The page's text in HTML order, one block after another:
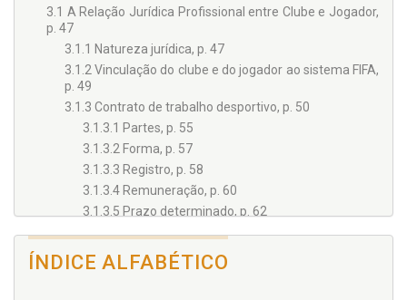
3.1 A Relação Jurídica Profissional entre Clube e Jogador,
p. 47
3.1.1 Natureza jurídica, p. 47
3.1.2 Vinculação do clube e do jogador ao sistema FIFA,
p. 49
3.1.3 Contrato de trabalho desportivo, p. 50
3.1.3.1 Partes, p. 55
3.1.3.2 Forma, p. 57
3.1.3.3 Registro, p. 58
3.1.3.4 Remuneração, p. 60
3.1.3.5 Prazo determinado, p. 62
3.1.3.5.1 Suspensão, p. 64
3.1.3.5.1.1 Cessão por empréstimo, p. 65
3.1.3.5.2 Prorrogação, p. 68
ÍNDICE ALFABÉTICO